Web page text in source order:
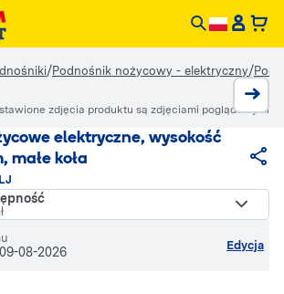
/Podnośnik nożycowy - elektryczny/
elektryczne, wysokość
małe koła
09-08-2026 Edycja
zdjęcia produktu są zdjęciami poglądowymi